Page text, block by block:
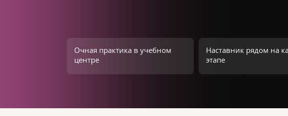
Очная практика в учебном
центре
Наставник рядом на
этапе